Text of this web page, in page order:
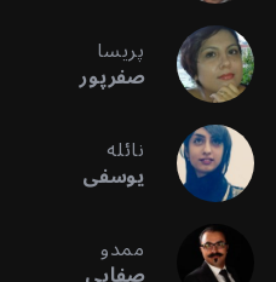
پریسا
صفرپور
نائله
یوسفی
ممدو